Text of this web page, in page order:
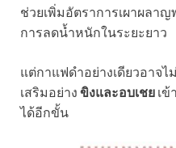
ช่วยเพิ่มอัตราการเผาผลาญ
การลดน้ำหนักในระยะยาว
แต่กาแฟดำอย่างเดียวอาจไ
เสริมอย่าง ขิงและอบเชย เข้
ได้อีกขั้น